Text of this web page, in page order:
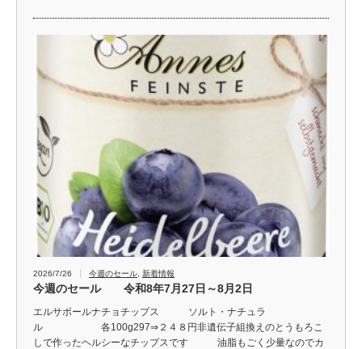
2026/7/26 今週のセール 新着情報
今週のセール 令和8年7月27日～8月2日
エルサボールナチョチップス ソルト・ナチュラ
ル 各100g297⇒２４８円非遺伝子組換えのとうもろこ
しで作ったヘルシーなチップスです 油脂もごく少量なのでカ